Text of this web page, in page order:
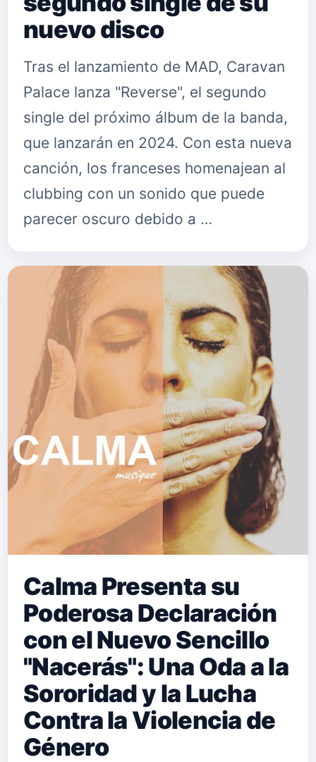
nuevo disco
Tras el lanzamiento de MAD, Caravan
Palace lanza "Reverse", el segundo
single del próximo álbum de la banda,
que lanzarán en 2024. Con esta nueva
canción, los franceses homenajean al
clubbing con un sonido que puede
parecer oscuro debido a …
Calma Presenta su
Poderosa Declaración
con el Nuevo Sencillo
"Nacerás": Una Oda a la
Sororidad y la Lucha
Contra la Violencia de
Género